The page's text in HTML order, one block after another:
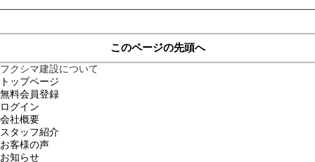
このページの先頭へ
フクシマ建設について
トップページ
無料会員登録
ログイン
会社概要
スタッフ紹介
お客様の声
お知らせ